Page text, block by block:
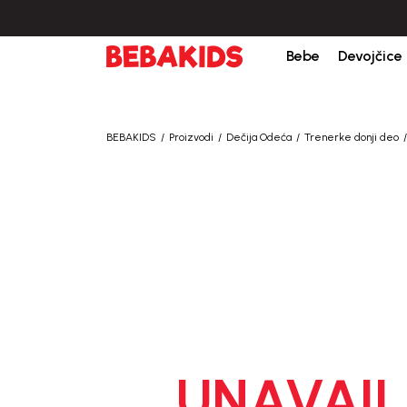
Bebe Devojčice
BEBAKIDS Proizvodi Dečija Odeća Trenerke donji deo